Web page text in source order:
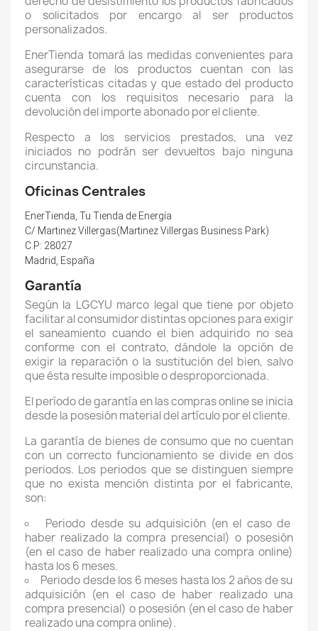
o solicitados por encargo al ser productos
personalizados.
EnerTienda tomará las medidas convenientes para
asegurarse de los productos cuentan con las
características citadas y que estado del producto
cuenta con los requisitos necesario para la
devolución del importe abonado por el cliente.
Respecto a los servicios prestados, una vez
iniciados no podrán ser devueltos bajo ninguna
circunstancia.
Oficinas Centrales
EnerTienda, Tu Tienda de Energía
C/ Martinez Villergas(Martinez Villergas Business Park)
C.P: 28027
Madrid, España
Garantía
Según la LGCYU marco legal que tiene por objeto
facilitar al consumidor distintas opciones para exigir
el saneamiento cuando el bien adquirido no sea
conforme con el contrato, dándole la opción de
exigir la reparación o la sustitución del bien, salvo
que ésta resulte imposible o desproporcionada.
El período de garantía en las compras online se inicia
desde la posesión material del artículo por el cliente.
La garantía de bienes de consumo que no cuentan
con un correcto funcionamiento se divide en dos
periodos. Los periodos que se distinguen siempre
que no exista mención distinta por el fabricante,
son:
Periodo desde su adquisición (en el caso de
haber realizado la compra presencial) o posesión
(en el caso de haber realizado una compra online)
hasta los 6 meses.
Periodo desde los 6 meses hasta los 2 años de su
adquisición (en el caso de haber realizado una
compra presencial) o posesión (en el caso de haber
realizado una compra online).